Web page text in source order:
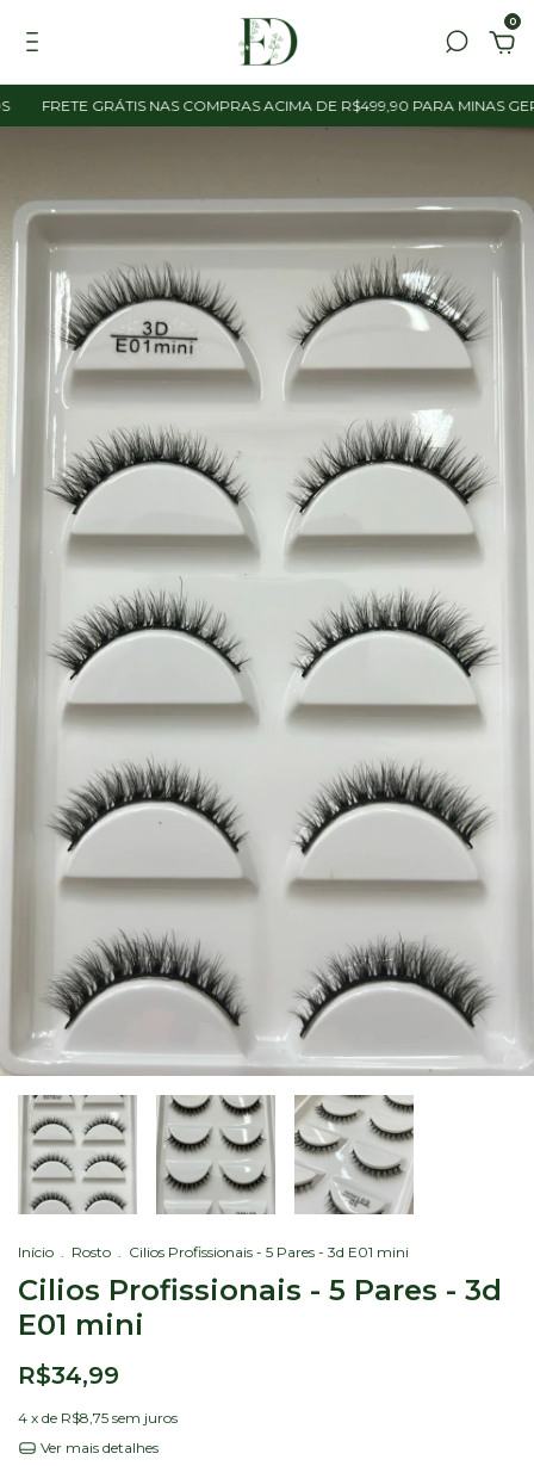
0
GRÁTIS NAS COMPRAS ACIMA DE R$499,90 PARA MINAS GERAIS
Início . Rosto . Cilios Profissionais - 5 Pares - 3d E01 mini
Cilios Profissionais - 5 Pares - 3d
E01 mini
R$34,99
4 x de R$8,75 sem juros
Ver mais detalhes